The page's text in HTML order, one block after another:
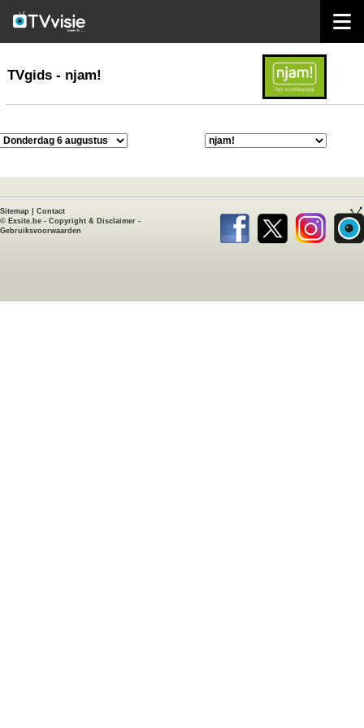
TVgids
TVgids - njam!
Sitemap
Contact
© Exsite.be - Copyright & Disclaimer -
Gebruiksvoorwaarden